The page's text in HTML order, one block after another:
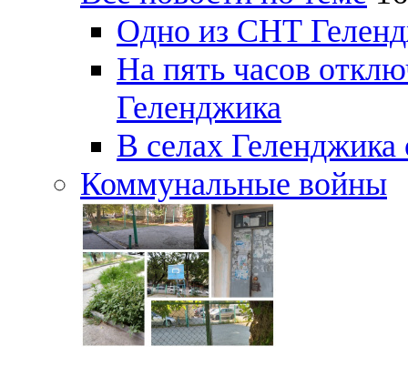
Одно из СНТ
На пять часов
Геленджика
В селах Геленджика
Коммунальные войны